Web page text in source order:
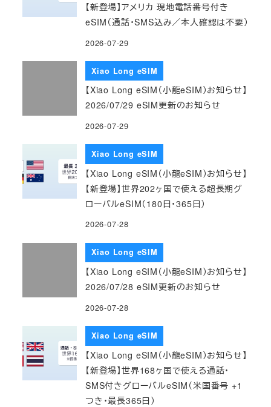
【新登場】アメリカ 現地電話番号付き
eSIM（通話・SMS込み／本人確認は不要）
2026-07-29
Xiao Long eSIM
【Xiao Long eSIM（小龍eSIM）お知らせ】
2026/07/29 eSIM更新のお知らせ
2026-07-29
Xiao Long eSIM
【Xiao Long eSIM（小龍eSIM）お知らせ】
【新登場】世界202ヶ国で使える超長期グ
ローバルeSIM（180日・365日）
2026-07-28
Xiao Long eSIM
【Xiao Long eSIM（小龍eSIM）お知らせ】
2026/07/28 eSIM更新のお知らせ
2026-07-28
Xiao Long eSIM
【Xiao Long eSIM（小龍eSIM）お知らせ】
【新登場】世界168ヶ国で使える通話・
SMS付きグローバルeSIM（米国番号 +1
つき・最長365日）